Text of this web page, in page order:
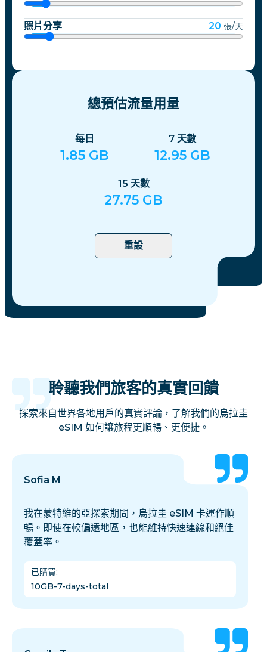
照片分享 20 張/天
總預估流量用量
每日
1.85 GB
7 天數
12.95 GB
15 天數
27.75 GB
重設
聆聽我們旅客的真實回饋
探索來自世界各地用戶的真實評論，了解我們的烏拉圭
eSIM 如何讓旅程更順暢、更便捷。
Sofia M
我在蒙特維的亞探索期間，烏拉圭 eSIM 卡運作順
暢。即使在較偏遠地區，也能維持快速連線和絕佳
覆蓋率。
已購買:
10GB-7-days-total